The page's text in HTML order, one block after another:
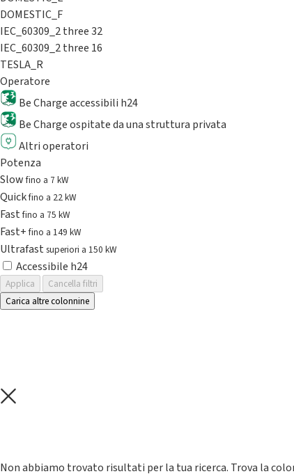
DOMESTIC_F
IEC_60309_2 three 32
IEC_60309_2 three 16
TESLA_R
Operatore
Be Charge accessibili h24
Be Charge ospitate da una struttura privata
Altri operatori
Potenza
Slowfino a 7 kW
Quickfino a 22 kW
Fastfino a 75 kW
Fast+fino a 149 kW
Ultrafast superiori a 150 kW
Accessibile h24
Applica
Cancella filtri
Carica altre colonnine
Non abbiamo trovato risultati per la tua ricerca. Trova la